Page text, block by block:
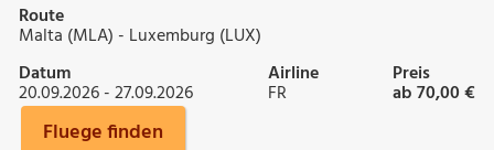
Route
Malta (MLA) - Luxemburg (LUX)
Datum
20.09.2026 - 27.09.2026
Airline
FR
Preis
ab 70,00 €
Fluege finden